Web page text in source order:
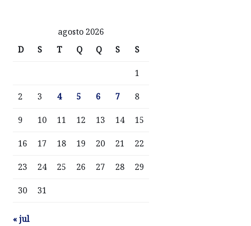
agosto 2026
D
S T Q Q S S
1
2 3 4 5 6 7 8
9 10 11 12 13 14 15
16 17 18 19 20 21 22
23 24 25 26 27 28 29
30 31
« jul